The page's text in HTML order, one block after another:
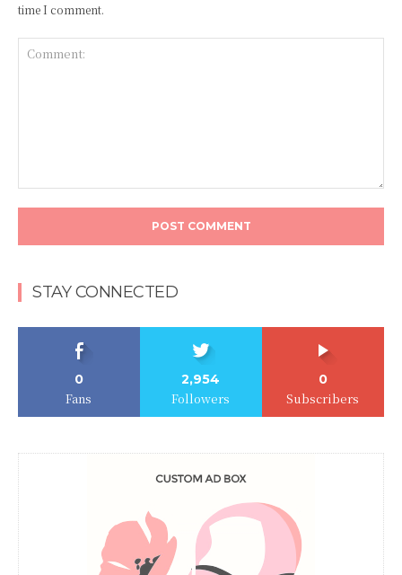
time I comment.
STAY CONNECTED
0
Fans
2,954
Followers
0
Subscribers